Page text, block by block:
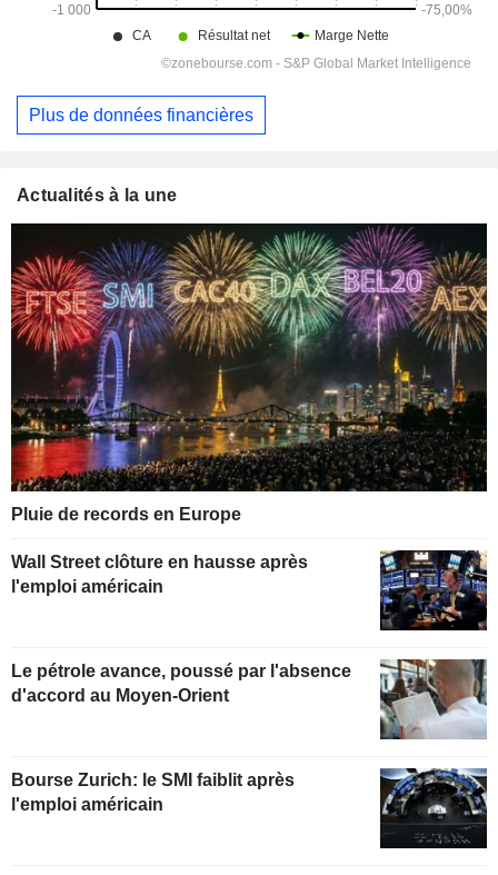
Plus de données financières
Actualités à la une
Pluie de records en Europe
Wall Street clôture en hausse après
l'emploi américain
Le pétrole avance, poussé par l'absence
d'accord au Moyen-Orient
Bourse Zurich: le SMI faiblit après
l'emploi américain